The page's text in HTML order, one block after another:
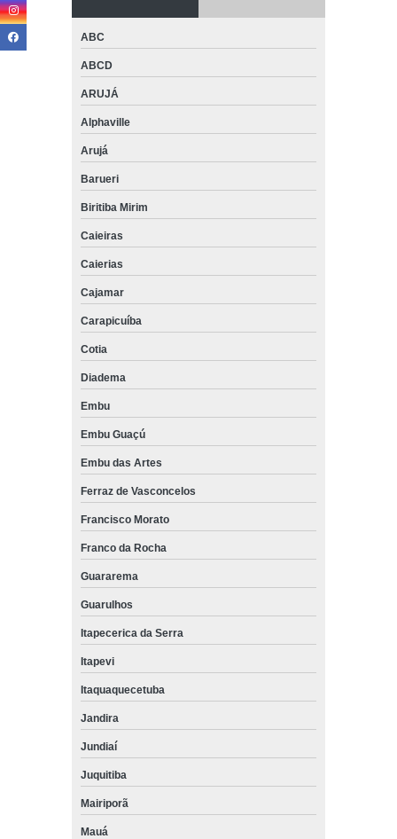
ABC
ABCD
ARUJÁ
Alphaville
Arujá
Barueri
Biritiba Mirim
Caieiras
Caierias
Cajamar
Carapicuíba
Cotia
Diadema
Embu
Embu Guaçú
Embu das Artes
Ferraz de Vasconcelos
Francisco Morato
Franco da Rocha
Guararema
Guarulhos
Itapecerica da Serra
Itapevi
Itaquaquecetuba
Jandira
Jundiaí
Juquitiba
Mairiporã
Mauá